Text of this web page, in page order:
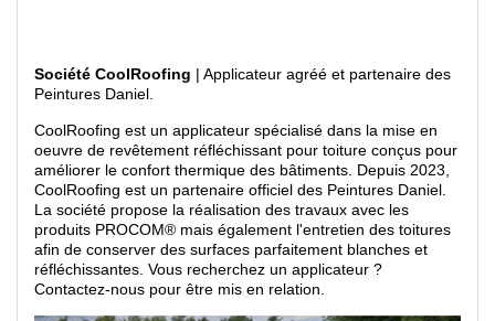
Société CoolRoofing | Applicateur agréé et partenaire des
Peintures Daniel.
CoolRoofing est un applicateur spécialisé dans la mise en
oeuvre de revêtement réfléchissant pour toiture conçus pour
améliorer le confort thermique des bâtiments. Depuis 2023,
CoolRoofing est un partenaire officiel des Peintures Daniel.
La société propose la réalisation des travaux avec les
produits PROCOM® mais également l'entretien des toitures
afin de conserver des surfaces parfaitement blanches et
réfléchissantes. Vous recherchez un applicateur ?
Contactez-nous pour être mis en relation.